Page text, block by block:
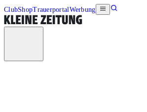
ClubShopTrauerportalWerbung